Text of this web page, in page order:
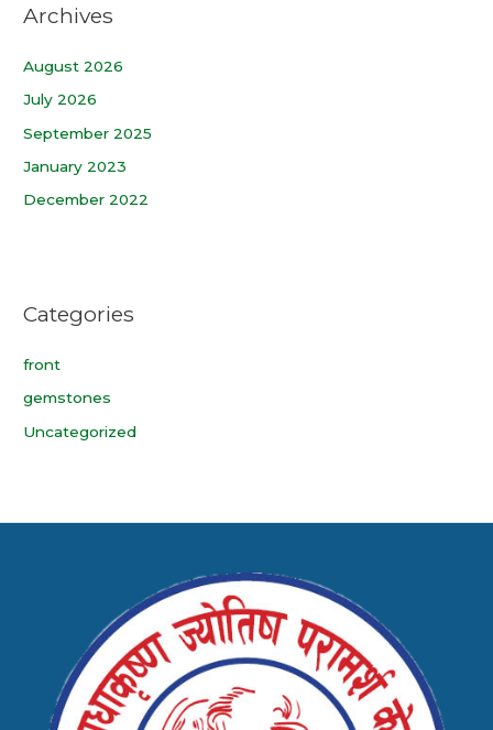
Archives
August 2026
July 2026
September 2025
January 2023
December 2022
Categories
front
gemstones
Uncategorized